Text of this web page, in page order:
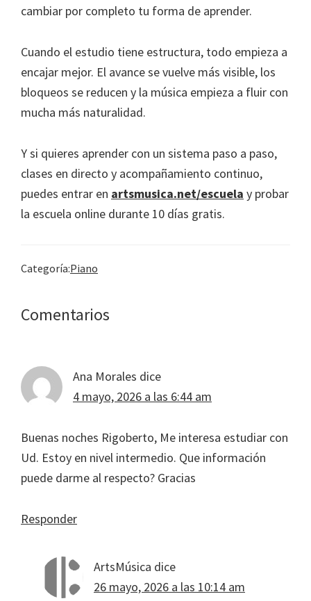
cambiar por completo tu forma de aprender.
Cuando el estudio tiene estructura, todo empieza a
encajar mejor. El avance se vuelve más visible, los
bloqueos se reducen y la música empieza a fluir con
mucha más naturalidad.
Y si quieres aprender con un sistema paso a paso,
clases en directo y acompañamiento continuo,
puedes entrar en artsmusica.net/escuela y probar
la escuela online durante 10 días gratis.
Categoría:Piano
Interacciones
los
lectores
Comentarios
Ana Morales dice
4 mayo, 2026 a las 6:44 am
Buenas noches Rigoberto, Me interesa estudiar con
Ud. Estoy en nivel intermedio. Que información
puede darme al respecto? Gracias
Responder
ArtsMúsica dice
26 mayo, 2026 a las 10:14 am